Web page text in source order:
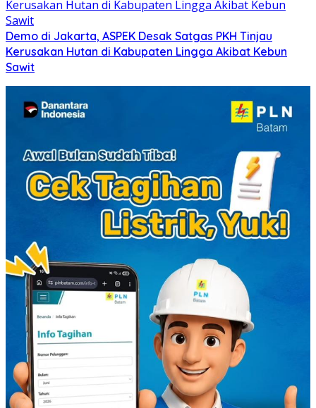
Demo di Jakarta, ASPEK Desak Satgas PKH Tinjau
Kerusakan Hutan di Kabupaten Lingga Akibat Kebun
Sawit